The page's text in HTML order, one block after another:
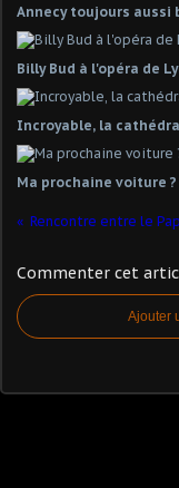
Annecy toujours aussi
Billy Bud à l'opéra de
Incroyable, la
Ma prochaine voiture
Commenter cet
Ajouter